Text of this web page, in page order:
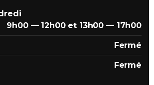
9h00 — 12h00 et 13h00 — 17h00
Fermé
Fermé